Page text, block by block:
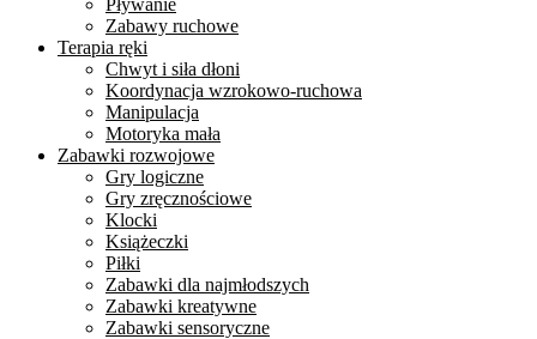
Pływanie
Zabawy ruchowe
Terapia ręki
Chwyt i siła dłoni
Koordynacja wzrokowo-ruchowa
Manipulacja
Motoryka mała
Zabawki rozwojowe
Gry logiczne
Gry zręcznościowe
Klocki
Książeczki
Piłki
Zabawki dla najmłodszych
Zabawki kreatywne
Zabawki sensoryczne